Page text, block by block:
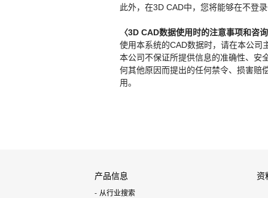
此外，在3D CAD中，您将能够在不登
〈3D CAD数据使用时的注意事项和咨
使用本系统的CAD数据时，请在本公司
本公司不保证所提供信息的准确性、安
何其他原因而提出的任何禁令、损害赔
用。
产品信息
从行业搜索
资